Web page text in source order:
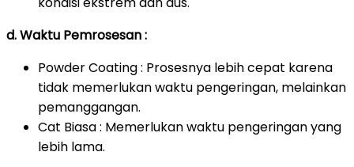
d. Waktu Pemrosesan :
Powder Coating : Prosesnya lebih cepat karena
tidak memerlukan waktu pengeringan, melainkan
pemanggangan.
Cat Biasa : Memerlukan waktu pengeringan yang
lebih lama.